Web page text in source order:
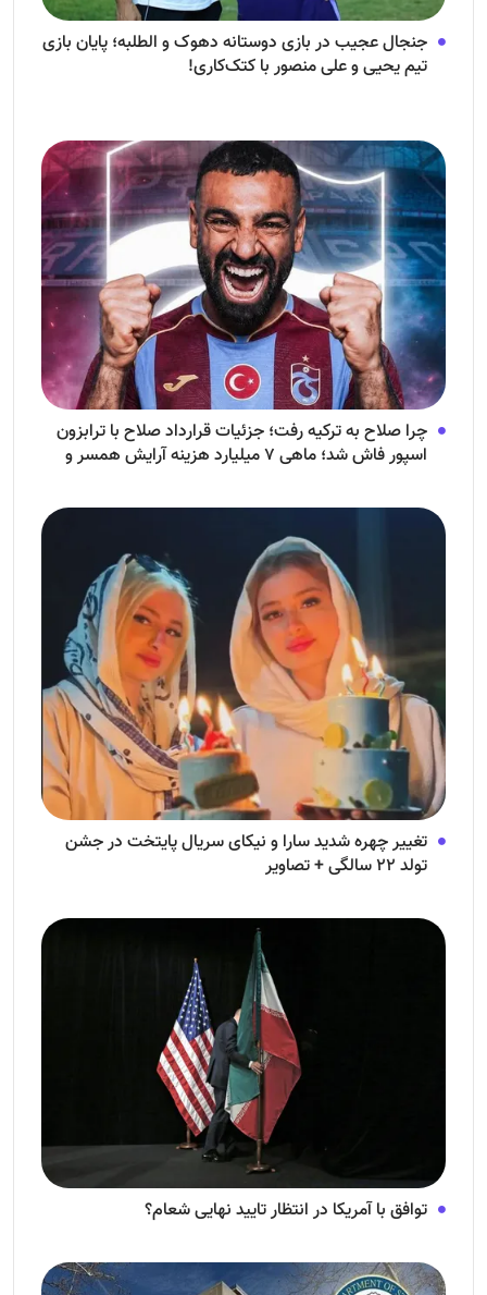
جنجال عجیب در بازی دوستانه دهوک و الطلبه؛ پایان بازی
تیم یحیی و علی منصور با کتک‌کاری!
چرا صلاح به ترکیه رفت؛ جزئیات قرارداد صلاح با ترابزون
اسپور فاش شد؛ ماهی ۷ میلیارد هزینه آرایش همسر و
تغییر چهره شدید سارا و نیکای سریال پایتخت در جشن
تولد ۲۲ سالگی + تصاویر
توافق با آمریکا در انتظار تایید نهایی شعام؟